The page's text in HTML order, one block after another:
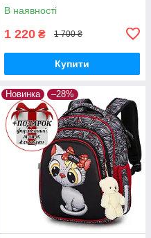
В наявності
1 220 ₴ 1 700 ₴
Купити
Новинка –28%